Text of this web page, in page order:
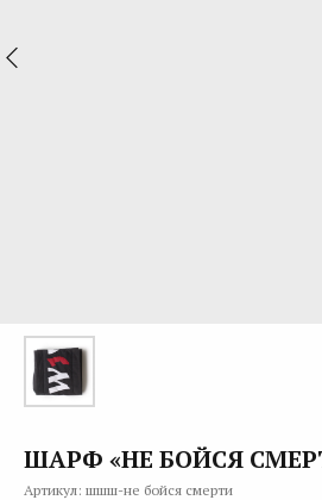
ШАРФ «НЕ БОЙСЯ
Артикул: шшш-не бойся смерти